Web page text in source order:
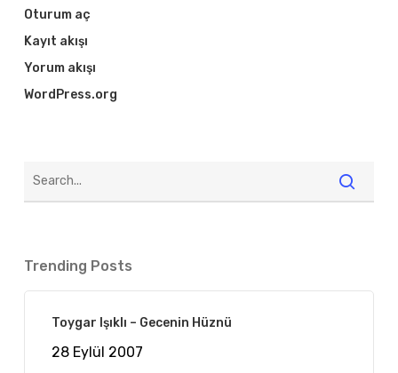
Oturum aç
Kayıt akışı
Yorum akışı
WordPress.org
Trending Posts
Toygar Işıklı – Gecenin Hüznü
28 Eylül 2007